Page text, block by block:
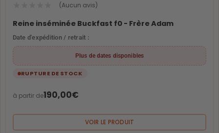
(Aucun avis)
Reine inséminée Buckfast f0 - Frère Adam
Date d'expédition / retrait :
Plus de dates disponibles
RUPTURE DE STOCK
à partir de190,00€
VOIR LE PRODUIT